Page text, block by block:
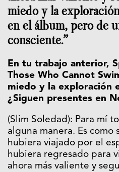
miedo y la
en el álbum, pero de
consciente.”
En tu trabajo anterior,
Those Who Cannot
miedo y la exploración
¿Siguen presentes en
(Slim Soledad): Para mí
alguna manera. Es como
hubiera viajado por el
hubiera regresado para
ahora más valiente y